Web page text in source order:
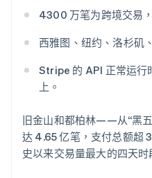
Radar
Atlas
Climate
碳移除
专业服务
公共部门
零售
合作伙伴
Stripe
4300 万笔为跨境交易
西雅图、纽约、洛杉矶
Stripe 的 API 正常运
上。
旧金山和都柏林——从“黑
达 4.65 亿笔，支付总额超
史以来交易量最大的四天时